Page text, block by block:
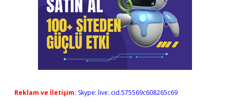
Reklam ve İletişim: Skype: live:.cid.575569c608265c69